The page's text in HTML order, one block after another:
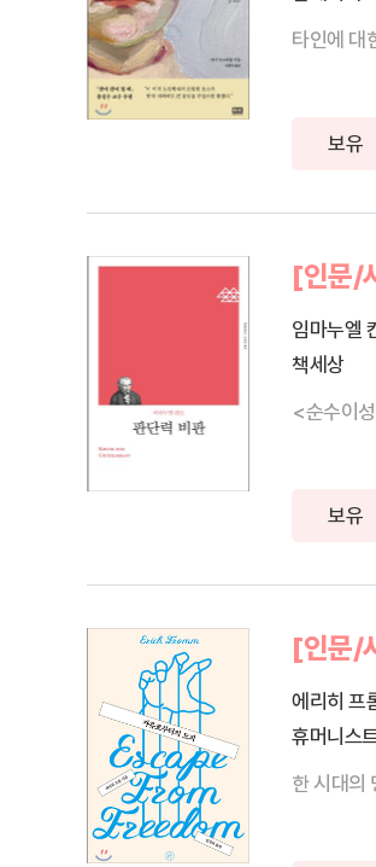
보유
[인문/
임마누엘
책세상
<순수이
보유
[인문/
에리히 프
휴머니스
한 시대의